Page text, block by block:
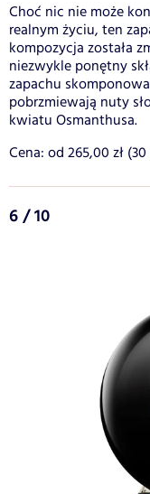
Choć nic nie może
realnym życiu, ten
kompozycja została
niezwykle ponętny
zapachu
pobrzmiewają nuty
kwiatu Osmanthusa.
Cena: od 265,00 zł
6 / 10